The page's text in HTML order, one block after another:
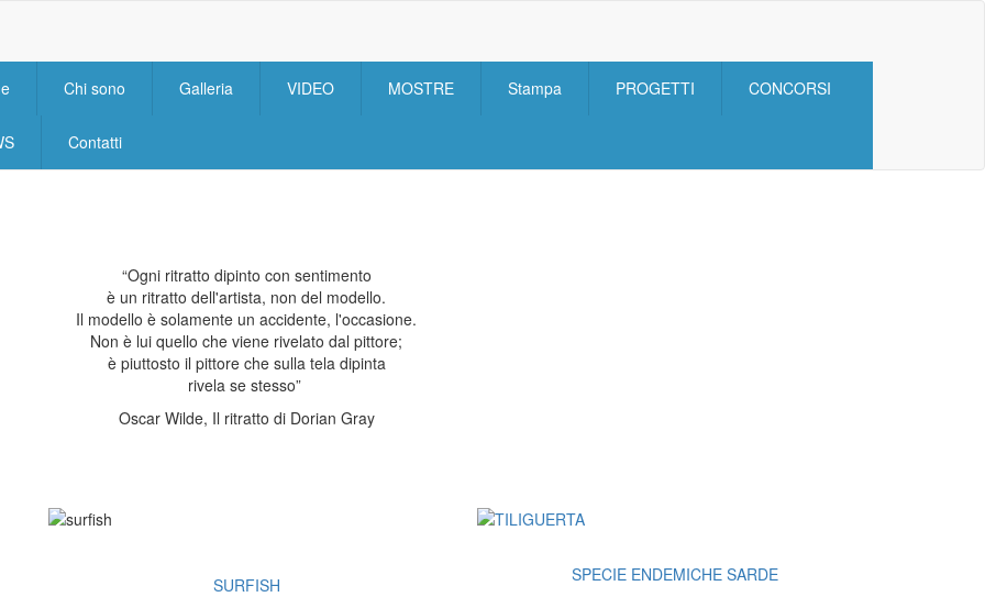
Chi sono Galleria VIDEO MOSTRE Stampa PROGETTI CONCORSI
Contatti
“Ogni ritratto dipinto con sentimento
è un ritratto dell'artista, non del modello.
Il modello è solamente un accidente, l'occasione.
Non è lui quello che viene rivelato dal pittore;
è piuttosto il pittore che sulla tela dipinta
rivela se stesso”
Oscar Wilde, Il ritratto di Dorian Gray
SURFISH SPECIE ENDEMICHE SARDE